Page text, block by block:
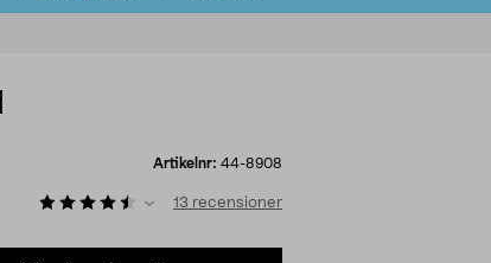
Artikelnr: 44-8908
13 recensioner